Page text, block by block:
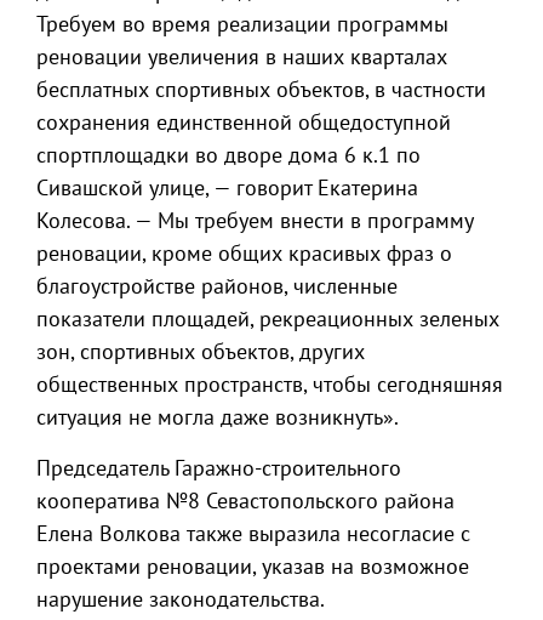
Требуем во время реализации программы
реновации увеличения в наших кварталах
бесплатных спортивных объектов, в частности
сохранения единственной общедоступной
спортплощадки во дворе дома 6 к.1 по
Сивашской улице, — говорит Екатерина
Колесова. — Мы требуем внести в программу
реновации, кроме общих красивых фраз о
благоустройстве районов, численные
показатели площадей, рекреационных зеленых
зон, спортивных объектов, других
общественных пространств, чтобы сегодняшняя
ситуация не могла даже возникнуть».
Председатель Гаражно-строительного
кооператива №8 Севастопольского района
Елена Волкова также выразила несогласие с
проектами реновации, указав на возможное
нарушение законодательства.